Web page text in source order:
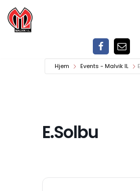
Hopp
Hjem Events - Malvik IL
E.Solbu